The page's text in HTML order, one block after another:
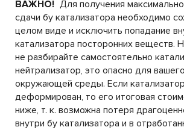
ВАЖНО! Для получения
сдачи бу катализатора необходимо
целом виде и исключить попадание
катализатора посторонних веществ.
не разбирайте самостоятельно
нейтрализатор, это опасно для
окружающей среды. Если
деформирован, то его итоговая
ниже, т. к. возможна потеря
внутри бу катализатора и в